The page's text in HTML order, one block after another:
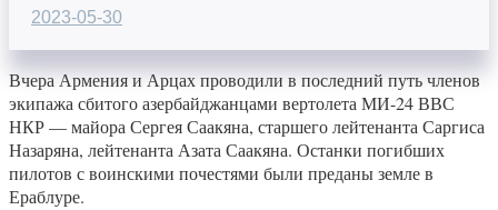
2023-05-30
Вчера Армения и Арцах проводили в последний путь членов
экипажа сбитого азербайджанцами вертолета МИ-24 ВВС
НКР — майора Сергея Саакяна, старшего лейтенанта Саргиса
Назаряна, лейтенанта Азата Саакяна. Останки погибших
пилотов с воинскими почестями были преданы земле в
Ераблуре.